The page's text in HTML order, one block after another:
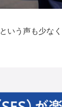
という声も少な